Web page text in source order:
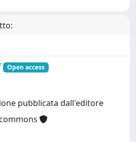
Open access
pubblicata dall'editore